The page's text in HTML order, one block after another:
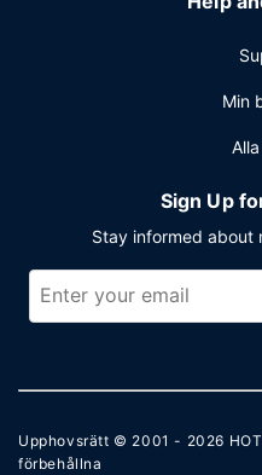
Min
Sign Up
Stay informed about
Upphovsrätt © 2001 - 2026
förbehållna